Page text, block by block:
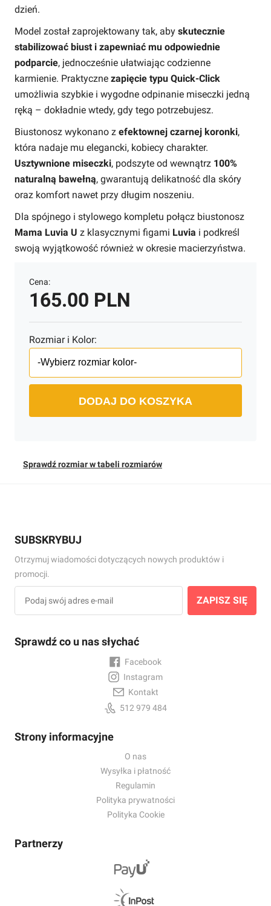
dzień.
Model został zaprojektowany tak, aby skutecznie
stabilizować biust i zapewniać mu odpowiednie
podparcie, jednocześnie ułatwiając codzienne
karmienie. Praktyczne zapięcie typu Quick-Click
umożliwia szybkie i wygodne odpinanie miseczki jedną
ręką – dokładnie wtedy, gdy tego potrzebujesz.
Biustonosz wykonano z efektownej czarnej koronki,
która nadaje mu elegancki, kobiecy charakter.
Usztywnione miseczki, podszyte od wewnątrz 100%
naturalną bawełną, gwarantują delikatność dla skóry
oraz komfort nawet przy długim noszeniu.
Dla spójnego i stylowego kompletu połącz biustonosz
Mama Luvia U z klasycznymi figami Luvia i podkreśl
swoją wyjątkowość również w okresie macierzyństwa.
Cena:
165.00 PLN
Rozmiar i Kolor:
DODAJ DO KOSZYKA
Sprawdź rozmiar w tabeli rozmiarów
Sprawdź co u nas słychać
Facebook
Instagram
Kontakt
512 979 484
Strony informacyjne
O nas
Wysyłka i płatność
Regulamin
Polityka prywatności
Polityka Cookie
Partnerzy
SUBSKRYBUJ
Otrzymuj wiadomości dotyczących nowych produktów i
promocji.
ZAPISZ SIĘ